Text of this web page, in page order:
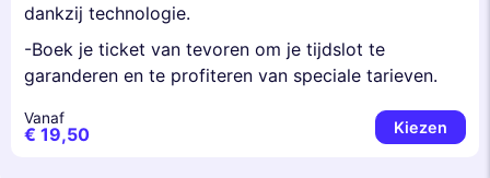
dankzij technologie.
-Boek je ticket van tevoren om je tijdslot te
garanderen en te profiteren van speciale tarieven.
Vanaf
€ 19,50 Kiezen